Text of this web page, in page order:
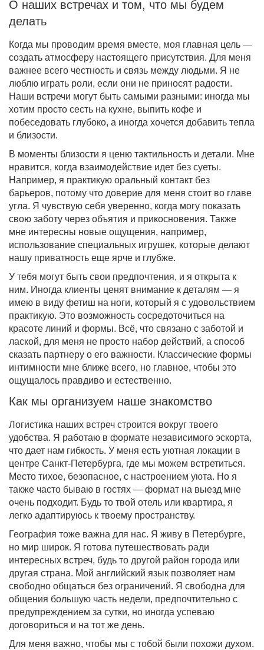
О наших встречах и том, что мы будем
делать
Когда мы проводим время вместе, моя главная цель —
создать атмосферу настоящего присутствия. Для меня
важнее всего честность и связь между людьми. Я не
люблю играть роли, если они не приносят радости.
Наши встречи могут быть самыми разными: иногда мы
хотим просто сесть на кухне, выпить кофе и
побеседовать глубоко, а иногда хочется добавить тепла
и близости.
В моменты близости я ценю тактильность и детали. Мне
нравится, когда взаимодействие идет без суеты.
Например, я практикую оральный контакт без
барьеров, потому что доверие для меня стоит во главе
угла. Я чувствую себя уверенно, когда могу показать
свою заботу через объятия и прикосновения. Также
мне интересны новые ощущения, например,
использование специальных игрушек, которые делают
нашу приватность еще ярче и глубже.
У тебя могут быть свои предпочтения, и я открыта к
ним. Иногда клиенты ценят внимание к деталям — я
имею в виду фетиш на ноги, который я с удовольствием
практикую. Это возможность сосредоточиться на
красоте линий и формы. Всё, что связано с заботой и
лаской, для меня не просто набор действий, а способ
сказать партнеру о его важности. Классические формы
интимности мне ближе всего, но главное, чтобы это
ощущалось правдиво и естественно.
Как мы организуем наше знакомство
Логистика наших встреч строится вокруг твоего
удобства. Я работаю в формате независимого эскорта,
что дает нам гибкость. У меня есть уютная локации в
центре Санкт-Петербурга, где мы можем встретиться.
Место тихое, безопасное, с настроением уюта. Но я
также часто бываю в гостях — формат на выезд мне
очень подходит. Будь то твой отель или квартира, я
легко адаптируюсь к твоему пространству.
География тоже важна для нас. Я живу в Петербурге,
но мир широк. Я готова путешествовать ради
интересных встреч, будь то другой район города или
другая страна. Мой английский язык позволяет нам
свободно общаться без ограничений. Я свободна для
общения большую часть недели, предпочтительно с
предупреждением за сутки, но иногда успеваю
договориться и на тот же день.
Для меня важно, чтобы мы с тобой были похожи духом.